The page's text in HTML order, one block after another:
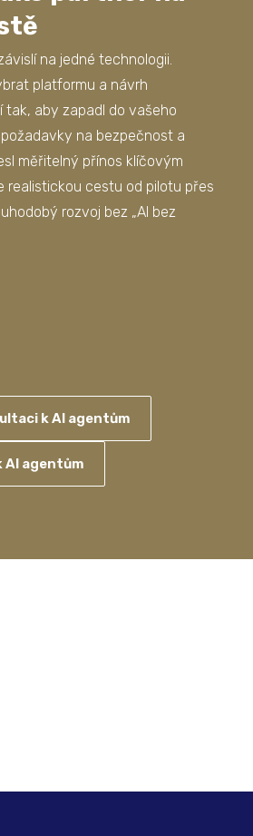
na jedné technologii.
platformu a návrh
tak, aby zapadl do vašeho
na bezpečnost a
měřitelný přínos klíčovým
realistickou cestu od pilotu přes
rozvoj bez „AI bez
k AI agentům
AI agentům